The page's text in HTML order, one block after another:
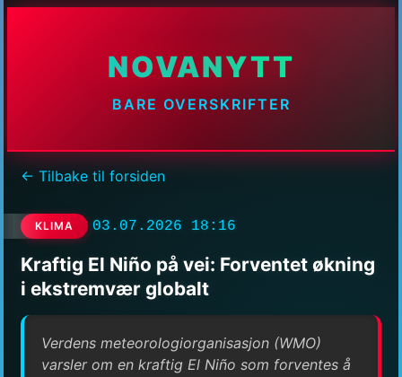
NOVANYTT
BARE OVERSKRIFTER
← Tilbake til forsiden
KLIMA 03.07.2026 18:16
Kraftig El Niño på vei: Forventet økning
i ekstremvær globalt
Verdens meteorologiorganisasjon (WMO)
varsler om en kraftig El Niño som forventes å